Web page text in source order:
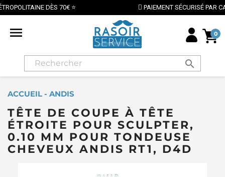
PAIEMENT SÉCURISÉ PAR CARTE BANCAIRE
 0
search
ACCUEIL - ANDIS
TÊTE DE COUPE À TÊTE
ÉTROITE POUR SCULPTER,
0.10 MM POUR TONDEUSE
CHEVEUX ANDIS RT1, D4D